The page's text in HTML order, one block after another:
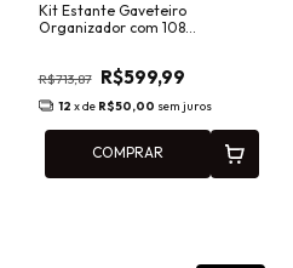
Kit Estante Gaveteiro
Organizador com 108
R$713,87 R$599,99
12 x de R$50,00 sem juros
COMPRAR